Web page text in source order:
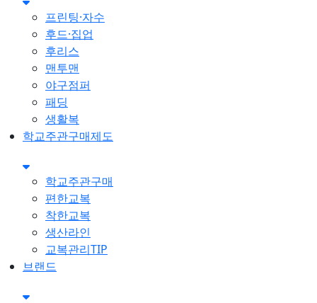
프린팅·자수
후드·집업
후리스
맨투맨
야구점퍼
패딩
생활복
학교주관구매제도
학교주관구매
편한교복
착한교복
생산라인
교복관리TIP
브랜드